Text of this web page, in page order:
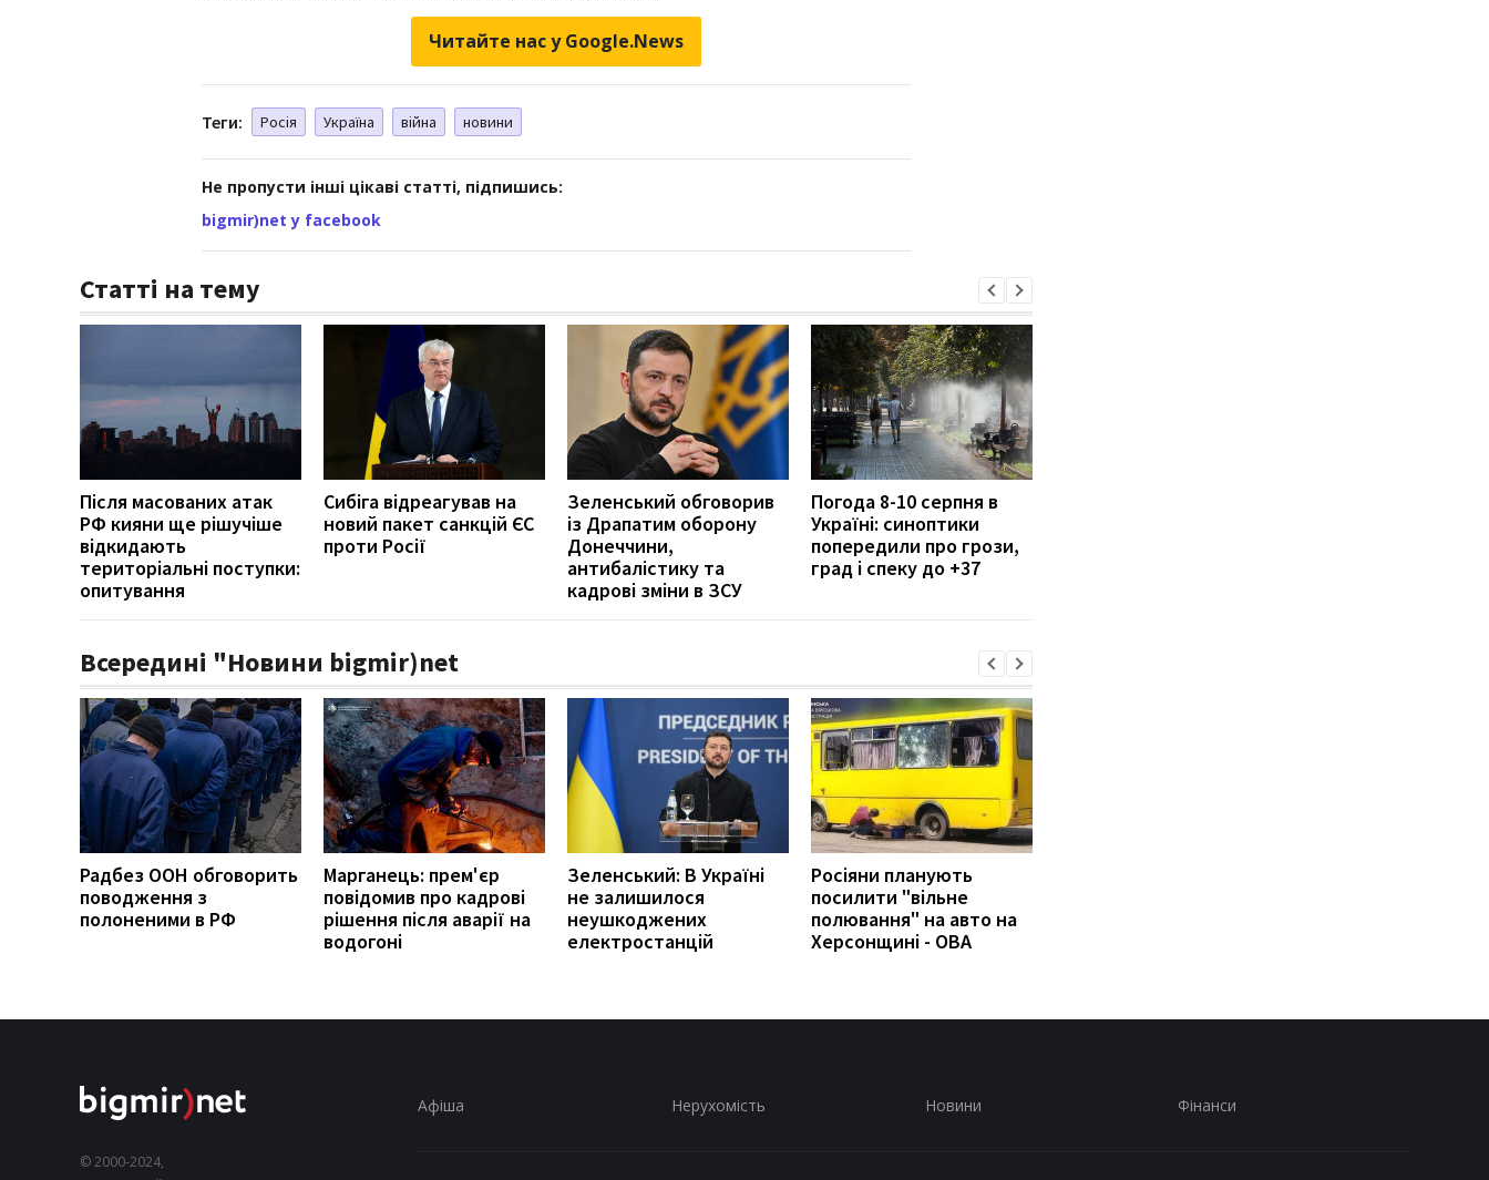
Читайте нас у Google.News
Теги: Росія Україна війна новини
Не пропусти інші цікаві статті, підпишись:
bigmir)net у facebook
Статті на тему
Після масованих атак
РФ кияни ще рішучіше
відкидають
територіальні поступки:
опитування
Сибіга відреагував на
новий пакет санкцій ЄС
проти Росії
Зеленський обговорив
із Драпатим оборону
Донеччини,
антибалістику та
кадрові зміни в ЗСУ
Погода 8-10 серпня в
Україні: синоптики
попередили про грози,
град і спеку до +37
Всередині "Новини bigmir)net
Радбез ООН обговорить
поводження з
полоненими в РФ
Марганець: прем'єр
повідомив про кадрові
рішення після аварії на
водогоні
Зеленський: В Україні
не залишилося
неушкоджених
електростанцій
Росіяни планують
посилити "вільне
полювання" на авто на
Херсонщині - ОВА
© 2000-2024,
Афіша Нерухомість Новини Фінанси